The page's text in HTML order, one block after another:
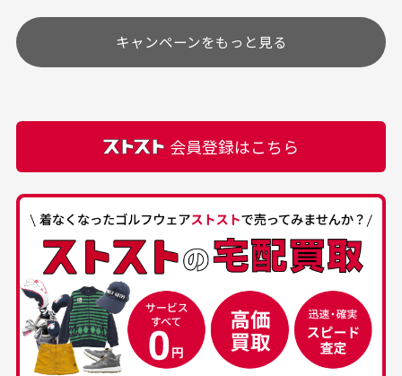
高価なブルゾンがお安く
購入できました。状態も
最高でした。
す
美品です。いつも素敵な
商品をありがとうござい
ます。
30代男性
中古ゴルフウェアの
品揃えがすごい
50代男性
安心して中古ウェア
を買えるお店です
土.日.祝日は定休日となっております。
その他の休日につきましてはサイト上にて告知させて
頂きます。
カートの有効時間はありますか？
は自動的にカート内の商品が削除されますのでご注意
下さい。
お気に入り機能をご利用下さい。
付属品について
付属品の記載につきましては、弊社に入荷した時点
ある場合もございます。
経年劣化について
当店では商品の管理には細心の注意を払っておりま
すが、経年により素材の劣化やパーツの強度低下が
生じている場合がございます。
キャンペーンをもっと見る
会員登録はこちら